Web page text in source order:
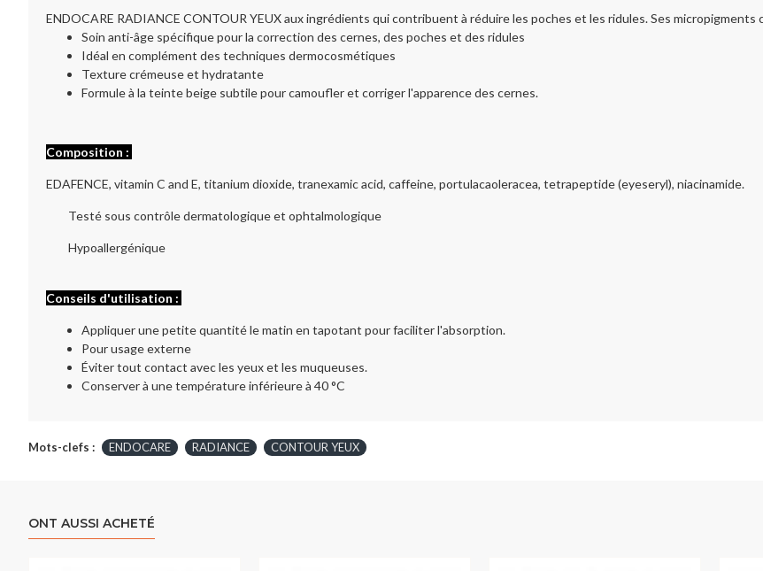
ENDOCARE RADIANCE CONTOUR YEUX aux ingrédients qui contribuent à réduire les poches et les ridules. Ses
Soin anti-âge spécifique pour la correction des cernes, des poches et des ridules
Idéal en complément des techniques dermocosmétiques
Texture crémeuse et hydratante
Formule à la teinte beige subtile pour camoufler et corriger l'apparence des cernes.
Composition :
EDAFENCE, vitamin C and E, titanium dioxide, tranexamic acid, caffeine, portulacaoleracea, tetrapeptide (eyeseryl), niacinamide.
Testé sous contrôle dermatologique et ophtalmologique
Hypoallergénique
Conseils d'utilisation :
Appliquer une petite quantité le matin en tapotant pour faciliter l'absorption.
Pour usage externe
Éviter tout contact avec les yeux et les muqueuses.
Conserver à une température inférieure à 40 °C
Mots-clefs : ENDOCARE RADIANCE CONTOUR YEUX
ONT AUSSI ACHETÉ